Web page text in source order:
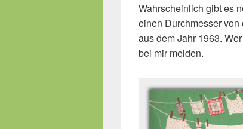
Wahrscheinlich gibt es
einen Durchmesser
aus dem Jahr 1963.
bei mir melden.